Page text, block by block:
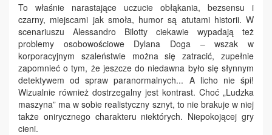
To właśnie narastające uczucie obłąkania, bezsensu i
czarny, miejscami jak smoła, humor są atutami historii. W
scenariuszu Alessandro Bilotty ciekawie wypadają też
problemy osobowościowe Dylana Doga – wszak w
korporacyjnym szaleństwie można się zatracić, zupełnie
zapomnieć o tym, że jeszcze do niedawna było się słynnym
detektywem od spraw paranormalnych... A licho nie śpi!
Wizualnie również dostrzegalny jest kontrast. Choć „Ludzka
maszyna” ma w sobie realistyczny sznyt, to nie brakuje w niej
także onirycznego charakteru niektórych. Niepokojącej gry
cieni.